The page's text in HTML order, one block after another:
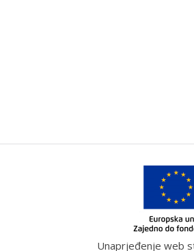
Unaprjeđenje web